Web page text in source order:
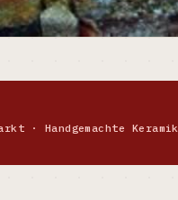
· Handgemachte Keramik